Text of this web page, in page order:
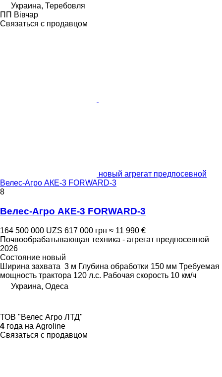
Украина, Теребовля
ПП Вівчар
Связаться с продавцом
новый агрегат предпосевной
Велес-Агро АКЕ-3 FORWARD-3
8
Велес-Агро АКЕ-3 FORWARD-3
164 500 000 UZS 617 000 грн ≈ 11 990 €
Почвообрабатывающая техника - агрегат предпосевной
2026
Состояние новый
Ширина захвата 3 м Глубина обработки 150 мм Требуемая
мощность трактора 120 л.с. Рабочая скорость 10 км/ч
Украина, Одеса
ТОВ "Велес Агро ЛТД"
4 года на Agroline
Связаться с продавцом